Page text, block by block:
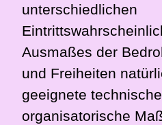
unterschiedlichen
Ausmaßes der
und Freiheiten
geeignete
organisatorische